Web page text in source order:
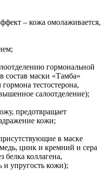
– кожа омолаживается,
гормональной
состав маски «Тамба»
тестостерона,
салоотделение);
предотвращает
кожи;
в маске
цинк и кремний и сера
белка коллагена,
и упругость кожи);